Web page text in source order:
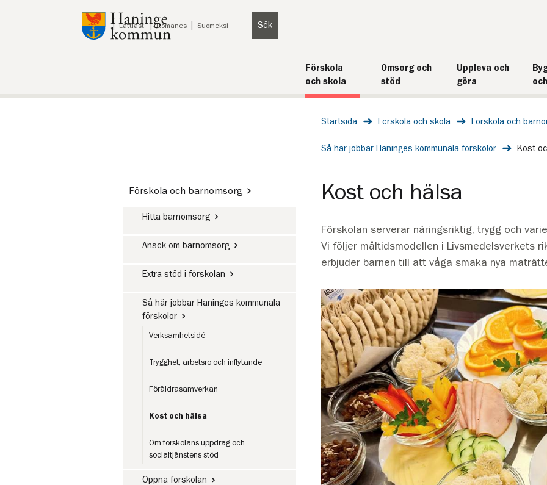
Till innehåll på sidan
Lyssna Lättläst Romanes Suomeksi Sök
Förskola
och skola
Omsorg och
stöd
Uppleva och
göra
Startsida Förskola och skola Förskola och
Så här jobbar Haninges kommunala förskolor Kost
Förskola och barnomsorg
Hitta barnomsorg
Ansök om barnomsorg
Extra stöd i förskolan
Så här jobbar Haninges kommunala
förskolor
Verksamhetsidé
Trygghet, arbetsro och inflytande
Föräldrasamverkan
Kost och hälsa
Om förskolans uppdrag och
socialtjänstens stöd
Öppna förskolan
Kost och hälsa
Förskolan serverar näringsriktig, trygg och
Vi följer måltidsmodellen i Livsmedelsverkets
erbjuder barnen till att våga smaka nya